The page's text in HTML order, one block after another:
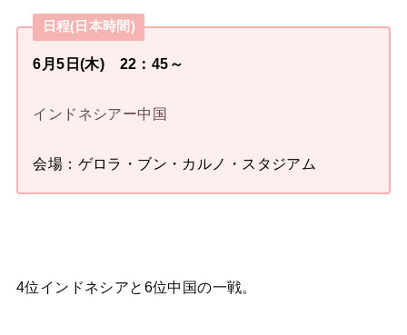
日程(日本時間)
6月5日(木) 22：45～
インドネシアー中国
会場：ゲロラ・ブン・カルノ・スタジアム
4位インドネシアと6位中国の一戦。